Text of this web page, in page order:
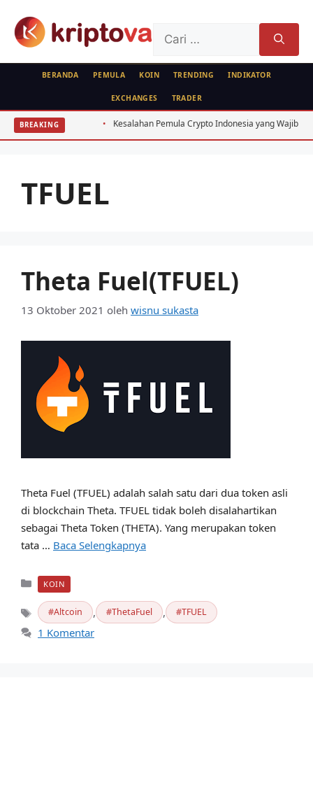
untuk:
BERANDA PEMULA KOIN TRENDING INDIKATOR
EXCHANGES TRADER
BREAKING
Indonesia Kesalahan Pemula Crypto Indonesia yang Wajib
TFUEL
Theta Fuel(TFUEL)
13 Oktober 2021 oleh wisnu sukasta
Theta Fuel (TFUEL) adalah salah satu dari dua token asli
di blockchain Theta. TFUEL tidak boleh disalahartikan
sebagai Theta Token (THETA). Yang merupakan token
tata … Baca Selengkapnya
Kategori
KOIN
Tag Altcoin , ThetaFuel , TFUEL
1 Komentar